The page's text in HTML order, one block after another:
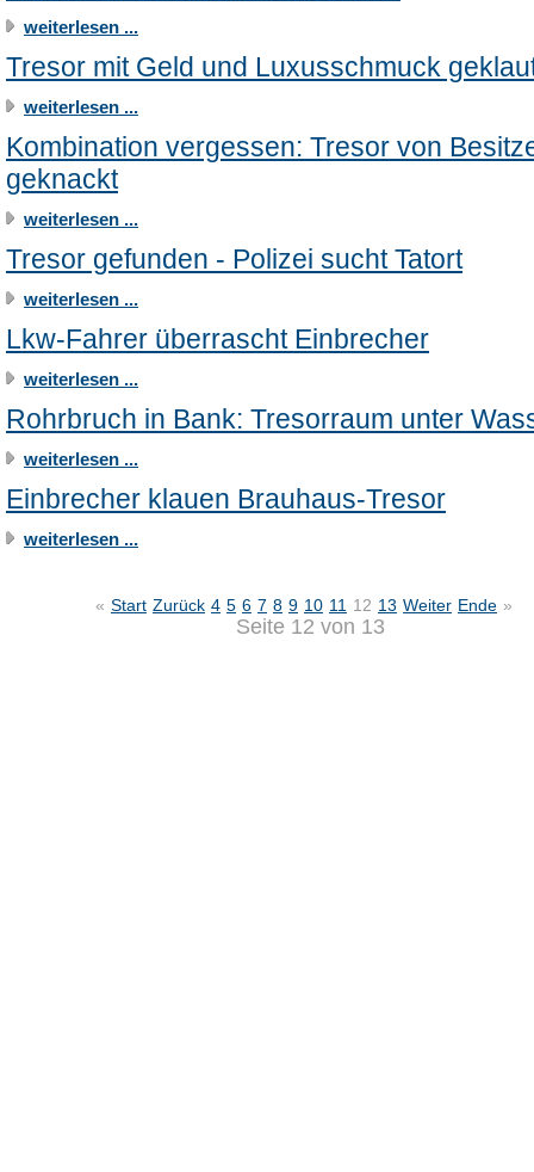
weiterlesen ...
Tresor mit Geld und Luxusschmuck
weiterlesen ...
Kombination vergessen: Tresor von
geknackt
weiterlesen ...
Tresor gefunden - Polizei sucht Tatort
weiterlesen ...
Lkw-Fahrer überrascht Einbrecher
weiterlesen ...
Rohrbruch in Bank: Tresorraum unter
weiterlesen ...
Einbrecher klauen Brauhaus-Tresor
weiterlesen ...
« Start Zurück 4 5 6 7 8 9 10 11 12 13 Weiter Ende »
Seite 12 von 13